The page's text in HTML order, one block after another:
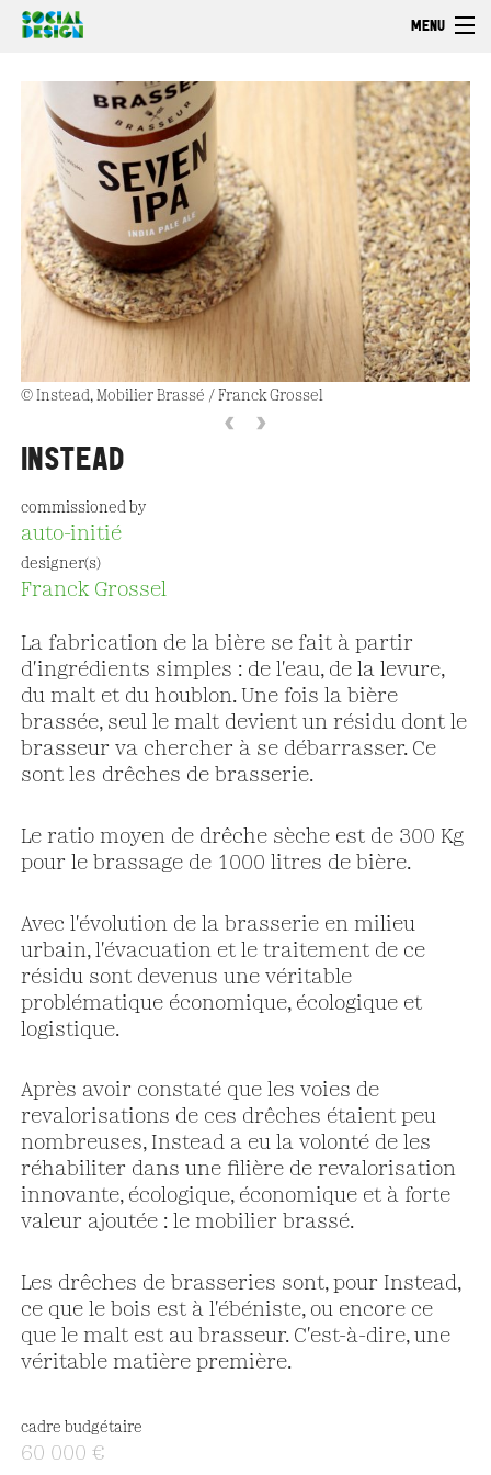
Skip to main content
MENU
EXPLORE
Browse
© Instead, Mobilier Brassé / Franck Grossel
‹ ›
INSTEAD
commissioned by
auto-initié
designer(s)
Franck Grossel
La fabrication de la bière se fait à partir
d'ingrédients simples : de l'eau, de la levure,
du malt et du houblon. Une fois la bière
brassée, seul le malt devient un résidu dont le
brasseur va chercher à se débarrasser. Ce
sont les drêches de brasserie.
Le ratio moyen de drêche sèche est de 300 Kg
pour le brassage de 1000 litres de bière.
Avec l'évolution de la brasserie en milieu
urbain, l'évacuation et le traitement de ce
résidu sont devenus une véritable
problématique économique, écologique et
logistique.
Après avoir constaté que les voies de
revalorisations de ces drêches étaient peu
nombreuses, Instead a eu la volonté de les
réhabiliter dans une filière de revalorisation
innovante, écologique, économique et à forte
valeur ajoutée : le mobilier brassé.
Les drêches de brasseries sont, pour Instead,
ce que le bois est à l'ébéniste, ou encore ce
que le malt est au brasseur. C'est-à-dire, une
véritable matière première.
cadre budgétaire
60 000 €